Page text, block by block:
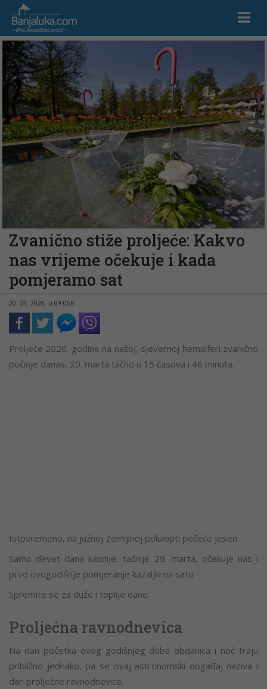
Zvanično stiže proljeće: Kakvo
nas vrijeme očekuje i kada
pomjeramo sat
20. 03. 2026. u 09:05h
Proljeće 2026. godine na našoj, sjevernoj hemisferi zvanično
počinje danas, 20. marta tačno u 15 časova i 46 minuta.
Istovremeno, na južnoj Zemljinoj polulopti počeće jesen.
Samo devet dana kasnije, tačnije 29. marta, očekuje nas i
prvo ovogodišnje pomjeranje kazaljki na satu.
Spremite se za duže i toplije dane.
Proljećna ravnodnevica
Na dan početka ovog godišnjeg doba obdanica i noć traju
približno jednako, pa se ovaj astronomski događaj naziva i
dan proljećne ravnodnevice.